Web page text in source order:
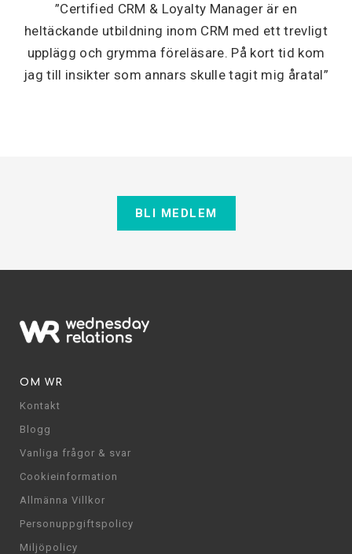
”Certified CRM & Loyalty Manager är en
heltäckande utbildning inom CRM med ett trevligt
upplägg och grymma föreläsare. På kort tid kom
jag till insikter som annars skulle tagit mig åratal”
BLI MEDLEM
OM WR
Kontakt
Blogg
Vanliga frågor & svar
Cookieinformation
Allmänna Villkor
Personuppgiftspolicy
Miljöpolicy